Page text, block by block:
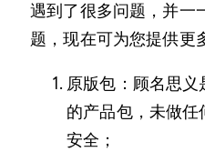
遇到了很多问题，并一
题，现在可为您提供更
原版包：顾名思
的产品包，未做任
安全；